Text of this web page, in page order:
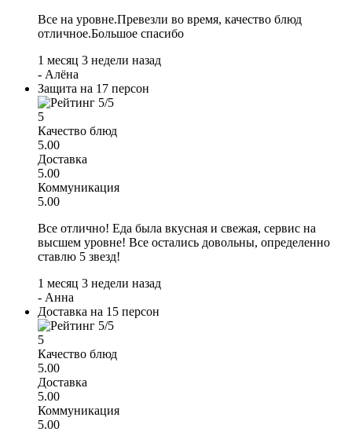
Все на уровне.Превезли во время, качество блюд
отличное.Большое спасибо
1 месяц 3 недели назад
- Алёна
Защита на 17 персон
5
Качество блюд
5.00
Доставка
5.00
Коммуникация
5.00
Все отлично! Еда была вкусная и свежая, сервис на
высшем уровне! Все остались довольны, определенно
ставлю 5 звезд!
1 месяц 3 недели назад
- Анна
Доставка на 15 персон
5
Качество блюд
5.00
Доставка
5.00
Коммуникация
5.00